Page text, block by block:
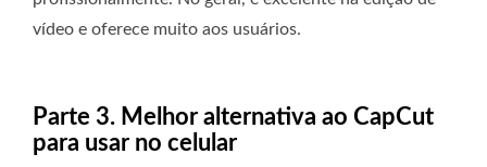
vídeo e oferece muito aos usuários.
Parte 3. Melhor alternativa ao CapCut
para usar no celular